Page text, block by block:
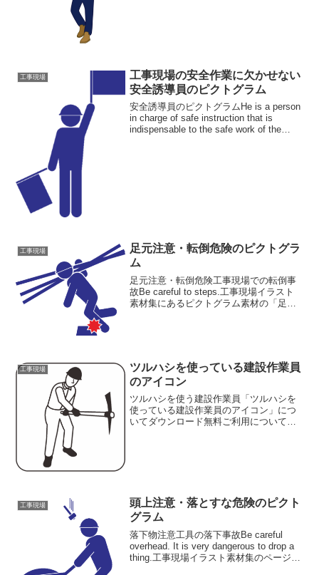
工事現場
工事現場の安全作業に欠かせない
安全誘導員のピクトグラム
安全誘導員のピクトグラムHe is a person
in charge of safe instruction that is
indispensable to the safe work of the
工事現場
足元注意・転倒危険のピクトグラ
ム
足元注意・転倒危険工事現場での転倒事
故Be careful to steps.工事現場イラスト
素材集にあるピクトグラム素材の「足元
工事現場
ツルハシを使っている建設作業員
のアイコン
ツルハシを使う建設作業員「ツルハシを
使っている建設作業員のアイコン」につ
いてダウンロード無料ご利用について
工事現場
頭上注意・落とすな危険のピクト
グラム
落下物注意工具の落下事故Be careful
overhead. It is very dangerous to drop a
thing.工事現場イラスト素材集のページに